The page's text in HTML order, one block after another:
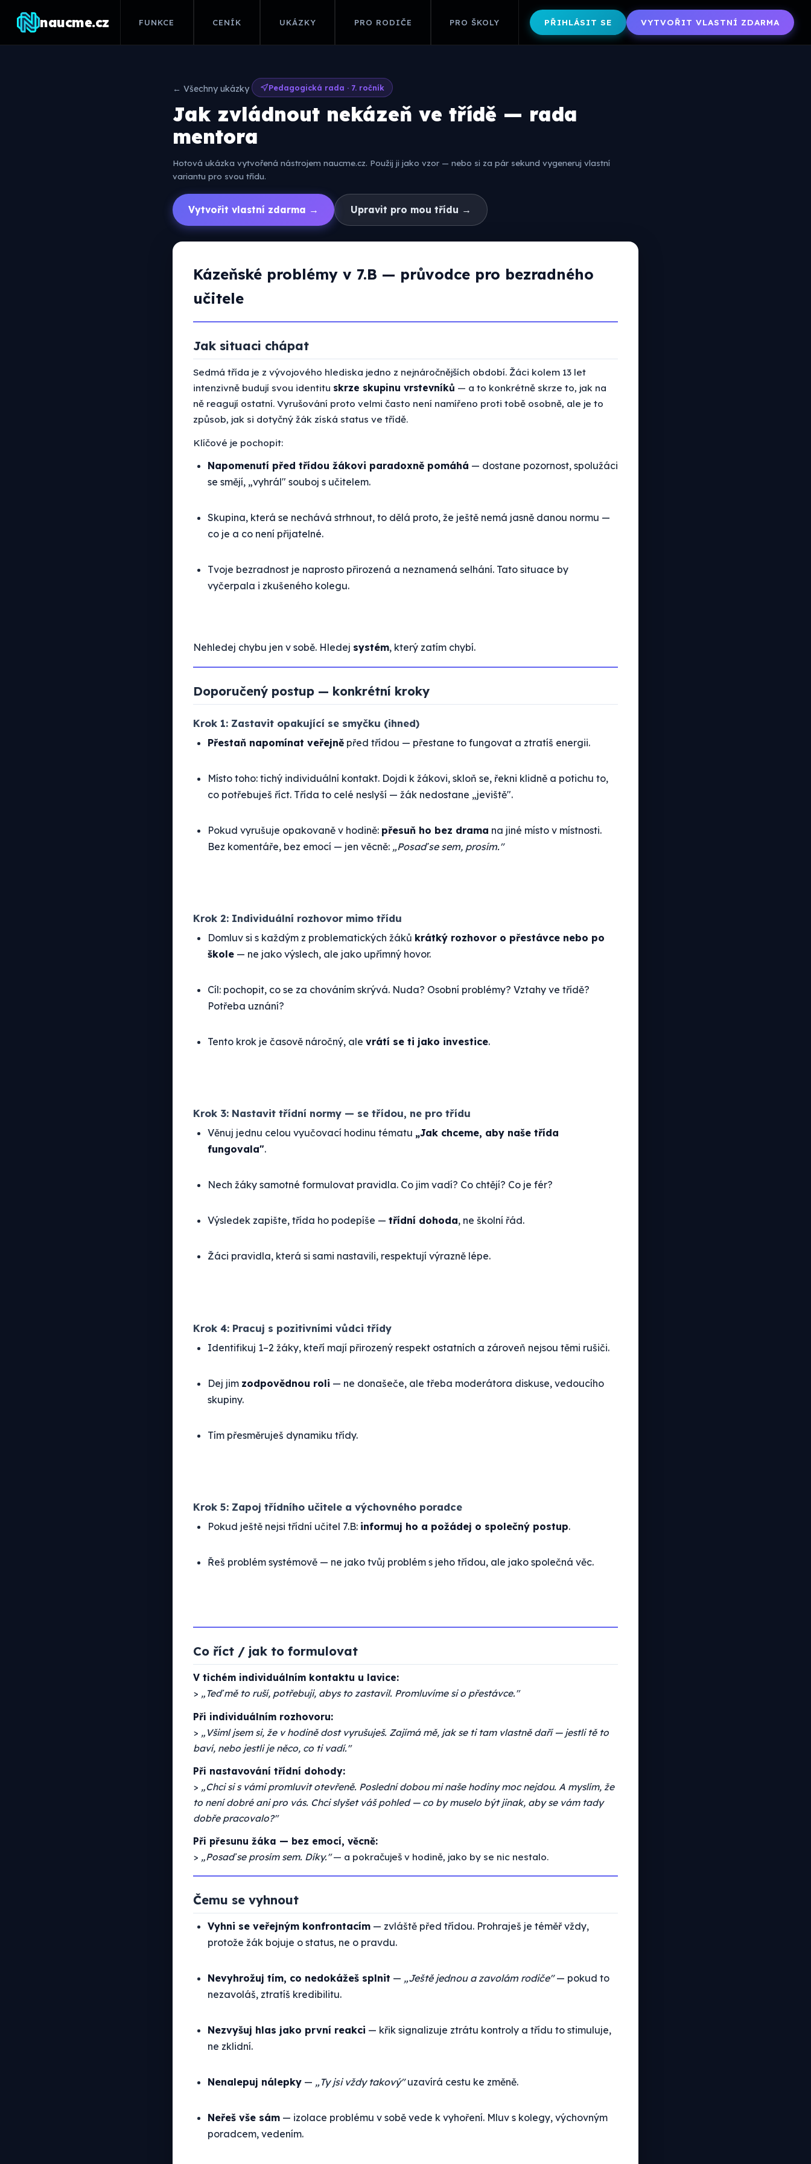
naucme.cz FUNKCE CENÍK UKÁZKY PRO RODIČE PRO ŠKOLY PŘIHLÁSIT SE VYTVOŘIT VLASTNÍ ZDARMA
← Všechny ukázky Pedagogická rada · 7. ročník
Jak zvládnout nekázeň ve třídě — rada
mentora
Hotová ukázka vytvořená nástrojem naucme.cz. Použij ji jako vzor — nebo si za pár sekund vygeneruj vlastní
variantu pro svou třídu.
Vytvořit vlastní zdarma → Upravit pro mou třídu →
Kázeňské problémy v 7.B — průvodce pro bezradného
učitele
Jak situaci chápat
Sedmá třída je z vývojového hlediska jedno z nejnáročnějších období. Žáci kolem 13 let
intenzivně budují svou identitu skrze skupinu vrstevníků — a to konkrétně skrze to, jak na
ně reagují ostatní. Vyrušování proto velmi často není namířeno proti tobě osobně, ale je to
způsob, jak si dotyčný žák získá status ve třídě.
Klíčové je pochopit:
Napomenutí před třídou žákovi paradoxně pomáhá — dostane pozornost, spolužáci
se smějí, „vyhrál" souboj s učitelem.
Skupina, která se nechává strhnout, to dělá proto, že ještě nemá jasně danou normu —
co je a co není přijatelné.
Tvoje bezradnost je naprosto přirozená a neznamená selhání. Tato situace by
vyčerpala i zkušeného kolegu.
Nehledej chybu jen v sobě. Hledej systém, který zatím chybí.
Doporučený postup — konkrétní kroky
Krok 1: Zastavit opakující se smyčku (ihned)
Přestaň napomínat veřejně před třídou — přestane to fungovat a ztratíš energii.
Místo toho: tichý individuální kontakt. Dojdi k žákovi, skloň se, řekni klidně a potichu to,
co potřebuješ říct. Třída to celé neslyší — žák nedostane „jeviště".
Pokud vyrušuje opakovaně v hodině: přesuň ho bez drama na jiné místo v místnosti.
Bez komentáře, bez emocí — jen věcně: „Posaď se sem, prosím."
Krok 2: Individuální rozhovor mimo třídu
Domluv si s každým z problematických žáků krátký rozhovor o přestávce nebo po
škole — ne jako výslech, ale jako upřímný hovor.
Cíl: pochopit, co se za chováním skrývá. Nuda? Osobní problémy? Vztahy ve třídě?
Potřeba uznání?
Tento krok je časově náročný, ale vrátí se ti jako investice.
Krok 3: Nastavit třídní normy — se třídou, ne pro třídu
Věnuj jednu celou vyučovací hodinu tématu „Jak chceme, aby naše třída
fungovala".
Nech žáky samotné formulovat pravidla. Co jim vadí? Co chtějí? Co je fér?
Výsledek zapište, třída ho podepíše — třídní dohoda, ne školní řád.
Žáci pravidla, která si sami nastavili, respektují výrazně lépe.
Krok 4: Pracuj s pozitivními vůdci třídy
Identifikuj 1–2 žáky, kteří mají přirozený respekt ostatních a zároveň nejsou těmi rušiči.
Dej jim zodpovědnou roli — ne donašeče, ale třeba moderátora diskuse, vedoucího
skupiny.
Tím přesměruješ dynamiku třídy.
Krok 5: Zapoj třídního učitele a výchovného poradce
Pokud ještě nejsi třídní učitel 7.B: informuj ho a požádej o společný postup.
Řeš problém systémově — ne jako tvůj problém s jeho třídou, ale jako společná věc.
Co říct / jak to formulovat
V tichém individuálním kontaktu u lavice:
> „Teď mě to ruší, potřebuji, abys to zastavil. Promluvíme si o přestávce."
Při individuálním rozhovoru:
> „Všiml jsem si, že v hodině dost vyrušuješ. Zajímá mě, jak se ti tam vlastně daří — jestli tě to
baví, nebo jestli je něco, co ti vadí."
Při nastavování třídní dohody:
> „Chci si s vámi promluvit otevřeně. Poslední dobou mi naše hodiny moc nejdou. A myslím, že
to není dobré ani pro vás. Chci slyšet váš pohled — co by muselo být jinak, aby se vám tady
dobře pracovalo?"
Při přesunu žáka — bez emocí, věcně:
> „Posaď se prosím sem. Díky."— a pokračuješ v hodině, jako by se nic nestalo.
Čemu se vyhnout
Vyhni se veřejným konfrontacím — zvláště před třídou. Prohraješ je téměř vždy,
protože žák bojuje o status, ne o pravdu.
Nevyhrožuj tím, co nedokážeš splnit — „Ještě jednou a zavolám rodiče"— pokud to
nezavoláš, ztratíš kredibilitu.
Nezvyšuj hlas jako první reakci — křik signalizuje ztrátu kontroly a třídu to stimuluje,
ne zklidní.
Nenalepuj nálepky — „Ty jsi vždy takový"uzavírá cestu ke změně.
Neřeš vše sám — izolace problému v sobě vede k vyhoření. Mluv s kolegy, výchovným
poradcem, vedením.